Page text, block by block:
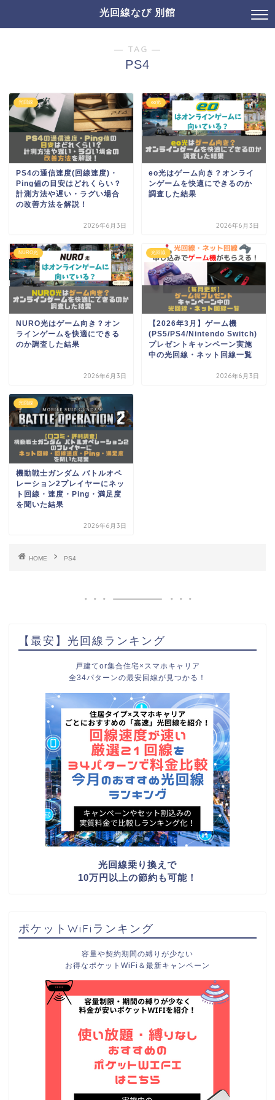
光回線なび 別館
― TAG ―
PS4
光回線
PS4の通信速度(回線速度)・
Ping値の目安はどれくらい？
計測方法や遅い・ラグい場合
の改善方法を解説！
2026年6月3日
eo光
eo光はゲーム向き？オンライ
ンゲームを快適にできるのか
調査した結果
2026年6月3日
NURO光
NURO光はゲーム向き？オン
ラインゲームを快適にできる
のか調査した結果
2026年6月3日
光回線
【2026年3月】ゲーム機
(PS5/PS4/Nintendo Switch)
プレゼントキャンペーン実施
中の光回線・ネット回線一覧
2026年6月3日
光回線
機動戦士ガンダム バトルオペ
レーション2プレイヤーにネッ
ト回線・速度・Ping・満足度
を聞いた結果
2026年6月3日
HOME PS4
【最安】光回線ランキング
戸建てor集合住宅×スマホキャリア
全34パターンの最安回線が見つかる！
光回線乗り換えで
10万円以上の節約も可能！
ポケットWiFiランキング
容量や契約期間の縛りが少ない
お得なポケットWiFi＆最新キャンペーン